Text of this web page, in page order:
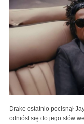
Drake ostatnio pocisnął
odniósł się do jego słów